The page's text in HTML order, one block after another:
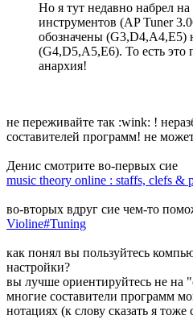
Но я тут недавно набрел
инструментов (AP Tuner
обозначены (G3,D4,A4,E5)
(G4,D5,A5,E6). То есть это
анархия!
не переживайте так :wink: !
составителей программ! не
Денис смотрите во-первых сие
music theory online : staffs, clefs &
во-вторых вдруг сие чем-то
Violine#Tuning
как понял вы пользуйтесь
настройки?
вы лучше ориентируйтесь не на
многие составители программ
нотациях (к слову сказать я тоже